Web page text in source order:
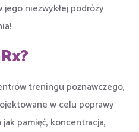
niezwykłej podróży
treningu poznawczego,
w celu poprawy
pamięć, koncentracja,